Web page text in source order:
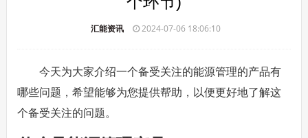
汇能资讯 2024-07-06 18:06:10
今天为大家介绍一个备受关注的能源管理的产品有
哪些问题，希望能够为您提供帮助，以便更好地了解这
个备受关注的问题。